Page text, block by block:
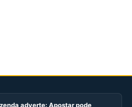
adverte: Apostar pode